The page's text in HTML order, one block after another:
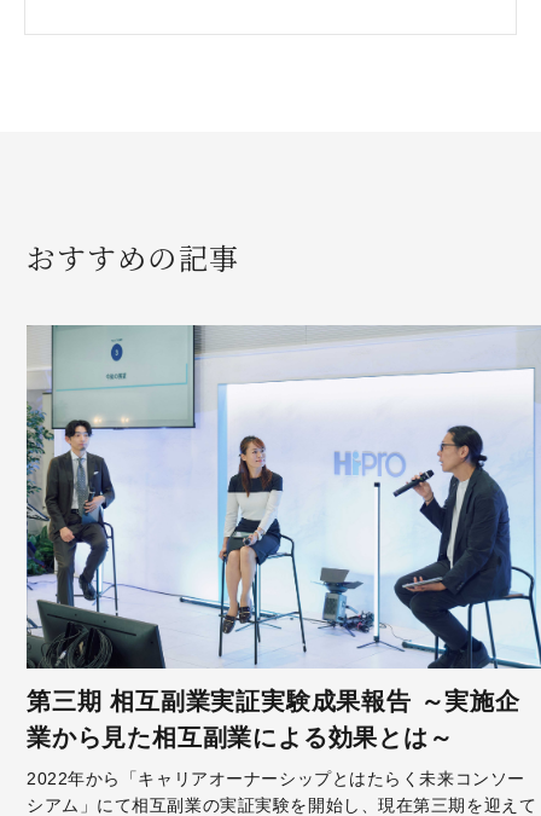
おすすめの記事
第三期 相互副業実証実験成果報告 ～実施企
業から見た相互副業による効果とは～
2022年から「キャリアオーナーシップとはたらく未来コンソー
シアム」にて相互副業の実証実験を開始し、現在第三期を迎えて